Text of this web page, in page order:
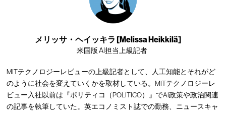
メリッサ・ヘイッキラ [Melissa Heikkilä]
米国版 AI担当上級記者
MITテクノロジーレビューの上級記者として、人工知能とそれがど
のように社会を変えていくかを取材している。MITテクノロジーレ
ビュー入社以前は『ポリティコ（POLITICO）』でAI政策や政治関連
の記事を執筆していた。英エコノミスト誌での勤務、ニュースキャ